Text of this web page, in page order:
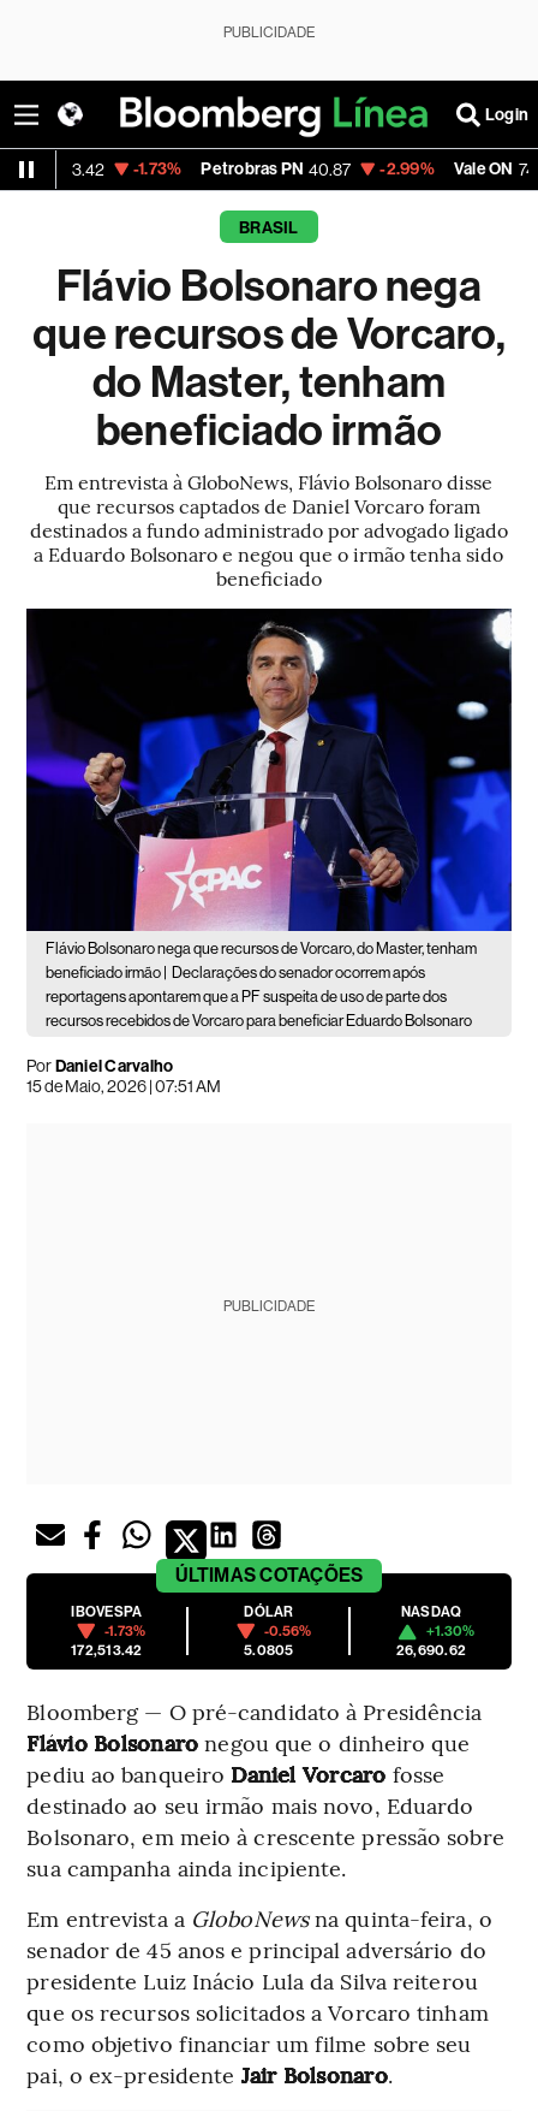
PUBLICIDADE
Login
-1.73% Petrobras PN 40.87 -2.99% Vale ON 74.97 -
BRASIL
Flávio Bolsonaro nega
que recursos de Vorcaro,
do Master, tenham
beneficiado irmão
Em entrevista à GloboNews, Flávio Bolsonaro disse
que recursos captados de Daniel Vorcaro foram
destinados a fundo administrado por advogado ligado
a Eduardo Bolsonaro e negou que o irmão tenha sido
beneficiado
Flávio Bolsonaro nega que recursos de Vorcaro, do Master, tenham
beneficiado irmão |
Declarações do senador ocorrem após
reportagens apontarem que a PF suspeita de uso de parte dos
recursos recebidos de Vorcaro para beneficiar Eduardo Bolsonaro
PorDaniel Carvalho
15 de Maio, 2026 | 07:51 AM
PUBLICIDADE
ÚLTIMASCOTAÇÕES
IBOVESPA
-1.73%
172,513.42
DÓLAR
-0.56%
5.0805
NASDAQ
+1.30%
26,690.62
Bloomberg — O pré-candidato à Presidência
Flávio Bolsonaro negou que o dinheiro que
pediu ao banqueiro Daniel Vorcaro fosse
destinado ao seu irmão mais novo, Eduardo
Bolsonaro, em meio à crescente pressão sobre
sua campanha ainda incipiente.
Em entrevista a GloboNewsna quinta-feira, o
senador de 45 anos e principal adversário do
presidente Luiz Inácio Lula da Silva reiterou
que os recursos solicitados a Vorcaro tinham
como objetivo financiar um filme sobre seu
pai, o ex-presidente Jair Bolsonaro.